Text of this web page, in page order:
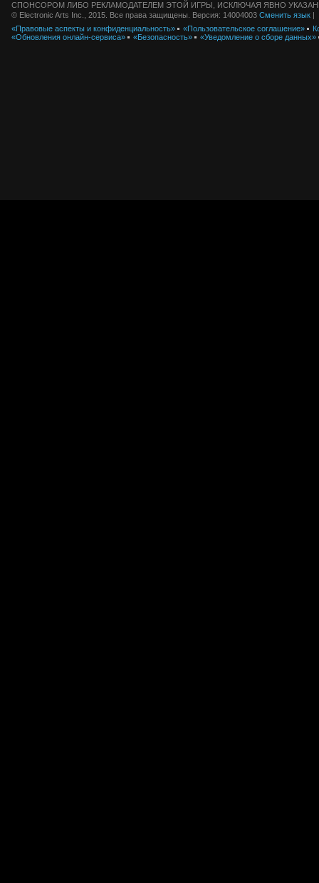
СПОНСОРОМ ЛИБО РЕКЛАМОДАТЕЛЕМ ЭТОЙ ИГРЫ, ИСКЛЮЧАЯ ЯВНО
© Electronic Arts Inc., 2015. Все права защищены. Версия: 14004003 Сменить язык |
«Правовые аспекты и конфиденциальность»
«Пользовательское соглашение»
«Обновления онлайн-сервиса»
«Безопасность» «Уведомление о сборе данных»